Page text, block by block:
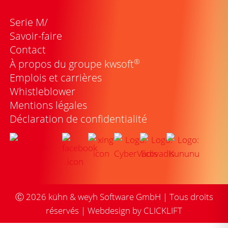
Serie M/
Savoir-faire
Contact
À propos du groupe kwsoft®
Emplois et carrières
Whistleblower
Mentions légales
Déclaration de confidentialité
Ⓒ 2026 kühn & weyh Software GmbH | Tous droits
réservés | Webdesign by CLICKLIFT